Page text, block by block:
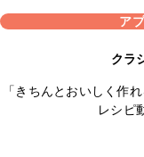
ア
クラ
「きちんとおいしく作
レシピ